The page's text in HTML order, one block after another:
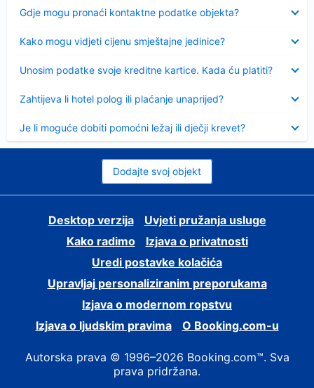
Gdje mogu pronaći kontaktne podatke objekta?
Kako mogu vidjeti cijenu smještajne jedinice?
Unosim podatke svoje kreditne kartice. Kada ću platiti?
Zahtijeva li hotel polog ili plaćanje unaprijed?
Je li moguće dobiti pomoćni ležaj ili dječji krevet?
Dodajte svoj objekt
Desktop verzija
Uvjeti pružanja usluge
Kako radimo
Izjava o privatnosti
Uredi postavke kolačića
Upravljaj personaliziranim preporukama
Izjava o modernom ropstvu
Izjava o ljudskim pravima
O Booking.com-u
Autorska prava © 1996–2026 Booking.com™. Sva
prava pridržana.